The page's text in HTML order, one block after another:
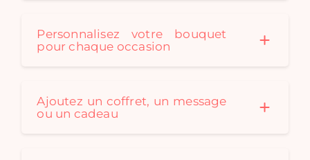
Personnalisez votre bouquet
pour chaque occasion
Ajoutez un coffret, un message
ou un cadeau